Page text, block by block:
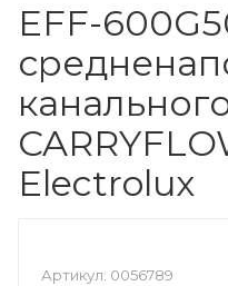
EFF-
Electrolux
Артикул: 0056789